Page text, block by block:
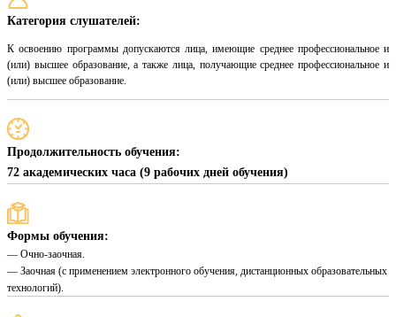
Категория слушателей:
К освоению программы допускаются лица, имеющие среднее профессиональное и
(или) высшее образование, а также лица, получающие среднее профессиональное и
(или) высшее образование.
Продолжительность обучения:
72 академических часа (9 рабочих дней обучения)
Формы обучения:
— Очно-заочная.
— Заочная (с применением электронного обучения, дистанционных образовательных
технологий).